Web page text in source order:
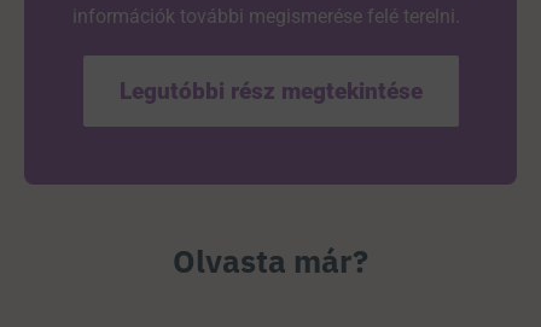
információk további megismerése felé terelni.
Legutóbbi rész megtekintése
Olvasta már?